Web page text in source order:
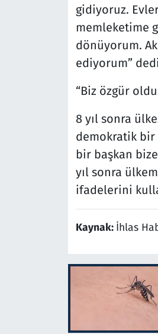
gidiyoruz.
memleketime
dönüyorum.
ediyorum”
“Biz özgür
8 yıl sonra
demokratik bir
bir başkan
yıl sonra
ifadelerini
Kaynak: İhlas